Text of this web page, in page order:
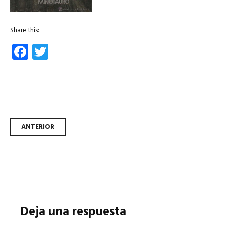
Share this:
Facebook
Navegador de artículos
ANTERIOR
Deja una respuesta